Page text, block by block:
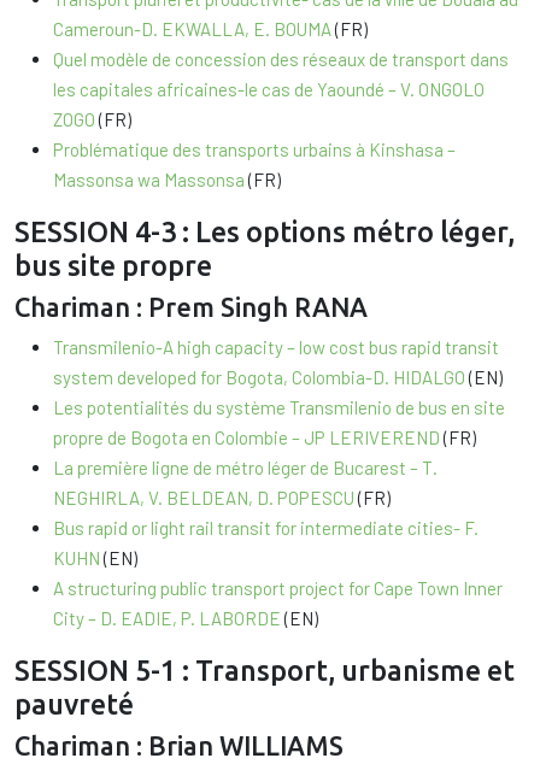
Cameroun-D. EKWALLA, E. BOUMA(FR)
Quel modèle de concession des réseaux de transport dans
les capitales africaines-le cas de Yaoundé – V. ONGOLO
ZOGO(FR)
Problématique des transports urbains à Kinshasa –
Massonsa wa Massonsa(FR)
SESSION 4-3 : Les options métro léger,
bus site propre
Chariman : Prem Singh RANA
Transmilenio-A high capacity – low cost bus rapid transit
system developed for Bogota, Colombia-D. HIDALGO(EN)
Les potentialités du système Transmilenio de bus en site
propre de Bogota en Colombie – JP LERIVEREND(FR)
La première ligne de métro léger de Bucarest – T.
NEGHIRLA, V. BELDEAN, D. POPESCU(FR)
Bus rapid or light rail transit for intermediate cities- F.
KUHN(EN)
A structuring public transport project for Cape Town Inner
City – D. EADIE, P. LABORDE(EN)
SESSION 5-1 : Transport, urbanisme et
pauvreté
Chariman : Brian WILLIAMS